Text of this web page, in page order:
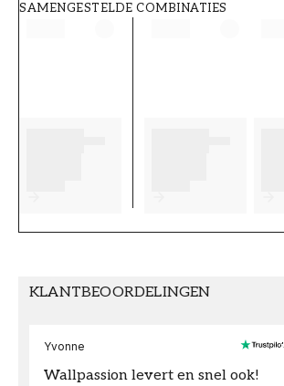
SAMENGESTELDE COMBINATIES
KLANTBEOORDELINGEN
Yvonne
Wallpassion levert en snel ook!